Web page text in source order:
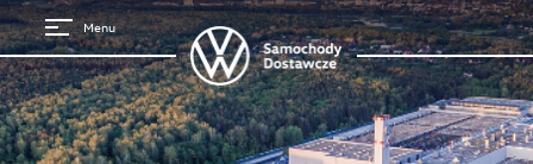
Menu